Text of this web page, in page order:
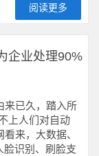
阅读更多
企业处理90%
来已久，踏入所
上人们对自动
来，大数据、
脸识别、刷脸支